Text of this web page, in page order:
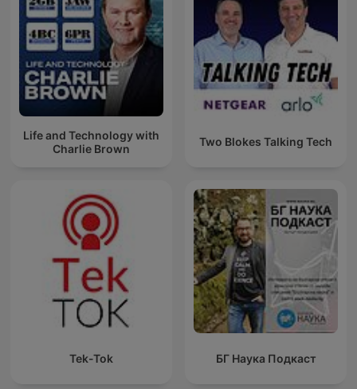
Life and Technology with
Charlie Brown
Two Blokes Talking Tech
Tek-Tok БГ Наука Подкаст